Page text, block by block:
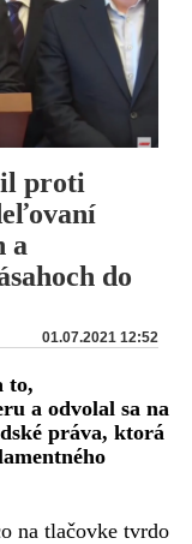
proti
a
do
01.07.2021 12:52
to,
a odvolal sa na
práva, ktorá
na tlačovke tvrdo